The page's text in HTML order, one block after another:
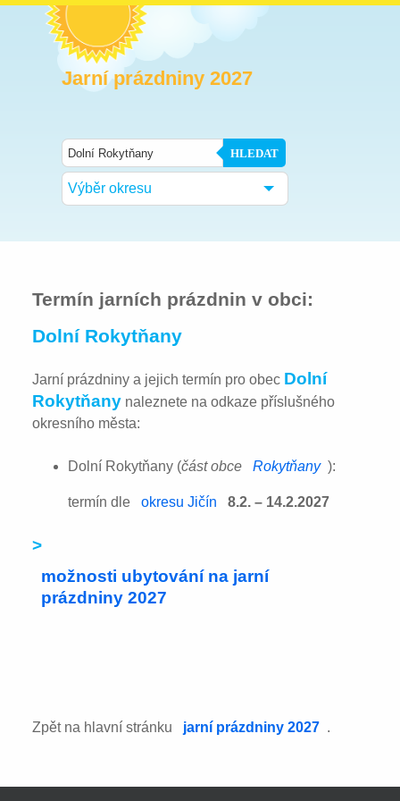
Jarní prázdniny 2027
HLEDAT
Výběr okresu
Termín jarních prázdnin v obci:
Dolní Rokytňany
Jarní prázdniny a jejich termín pro obec Dolní
Rokytňany naleznete na odkaze příslušného
okresního města:
Dolní Rokytňany (část obce Rokytňany ):
termín dle okresu Jičín 8.2. – 14.2.2027
>
možnosti ubytování na jarní
prázdniny 2027
Zpět na hlavní stránku jarní prázdniny 2027 .